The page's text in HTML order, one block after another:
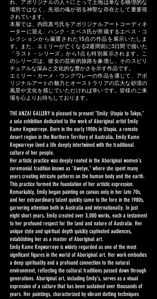
れ、アボリジナルの人々にとって土地は単なる物理的な
場所ではなく、先祖の魂が宿る神聖な存在として重要視
されています。
本展では、内田真弓氏をアボリジナルアートコーディネ
ーターに迎え、ハンク・エベス氏が所蔵するエベス・コ
レクションから厳選された15点の作品を展示いたしま
す。また、エミリーが亡くなる2週間前に3日間で描いた
「ラスト・シリーズ」から1点も特別展示されます。こ
のシリーズは、彼女の芸術的旅路を象徴し、そのスピリ
チュアルな深みと文化的な豊かさを示す作品です。
エミリー・カーメ・ウングワレーの作品を通じて、アボ
リジナルアートの魅力とオーストラリアの広大な砂漠の
風景や文化を感じていただければ幸いです。皆様のご来
場を心よりお待ちしております。
THE ANZAI GALLERY is pleased to present "Emily: Utopia to Tokyo,"
a solo exhibition dedicated to the work of Aboriginal artist Emily
Kame Kngwarreye. Born in the early 1900s in Utopia, a remote
desert region in the Northern Territory of Australia, Emily Kame
Kngwarreye lived a life deeply intertwined with the traditional
culture of her people.
Her artistic practice was deeply rooted in the Aboriginal women's
ceremonial tradition known as "Awelye," where she spent many
years creating intricate patterns on the human body and the earth.
This practice formed the foundation of her artistic expression.
Remarkably, Emily began painting on canvas only in her late 70s,
and her extraordinary talent quickly came to the fore in the 1980s,
garnering attention both in Australia and internationally. In just
eight short years, Emily created over 3,000 works, each a testament
to her profound respect for the land and nature of Australia. Her
unique style and spiritual depth quickly captivated audiences,
establishing her as a master of Aboriginal art.
Emily Kame Kngwarreye is widely regarded as one of the most
significant figures in the world of Aboriginal art. Her work embodies
a deep spirituality and a profound connection to the natural
environment, reflecting the cultural traditions passed down through
generations. Aboriginal art, including Emily's, serves as a visual
expression of a culture that has been sustained over thousands of
years. Her paintings, characterized by vibrant dotting techniques